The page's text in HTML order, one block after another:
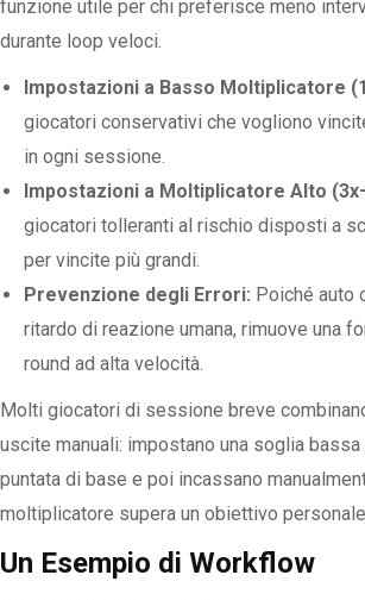
funzione utile per chi preferisce meno
durante loop veloci.
Impostazioni a Basso Moltiplicatore
giocatori conservativi che vogliono
in ogni sessione.
Impostazioni a Moltiplicatore Alto
giocatori tolleranti al rischio disposti a
per vincite più grandi.
Prevenzione degli Errori: Poiché auto
ritardo di reazione umana, rimuove una
round ad alta velocità.
Molti giocatori di sessione breve
uscite manuali: impostano una soglia
puntata di base e poi incassano
moltiplicatore supera un obiettivo
Un Esempio di Workflow